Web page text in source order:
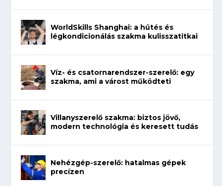
WorldSkills Shanghai: a hűtés és
légkondicionálás szakma kulisszatitkai
Víz- és csatornarendszer-szerelő: egy
szakma, ami a várost működteti
Villanyszerelő szakma: biztos jövő,
modern technológia és keresett tudás
Nehézgép-szerelő: hatalmas gépek
precízen